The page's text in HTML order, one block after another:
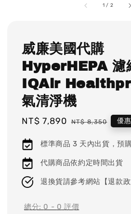
1 / 2
威廉美國代購
HyperHEPA 濾
IQAir
氣清淨機
Sale
NT$ 7,890 Regular
NT$ 8,350 優惠
標準商品 3 天內出貨，預
代購商品依約定時間出貨
退換貨請參考網站【退款政
總分: 0 - 0 評價